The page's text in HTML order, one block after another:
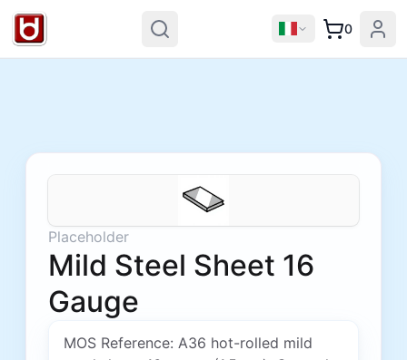
0
Placeholder
Mild Steel Sheet 16
Gauge
MOS Reference: A36 hot-rolled mild